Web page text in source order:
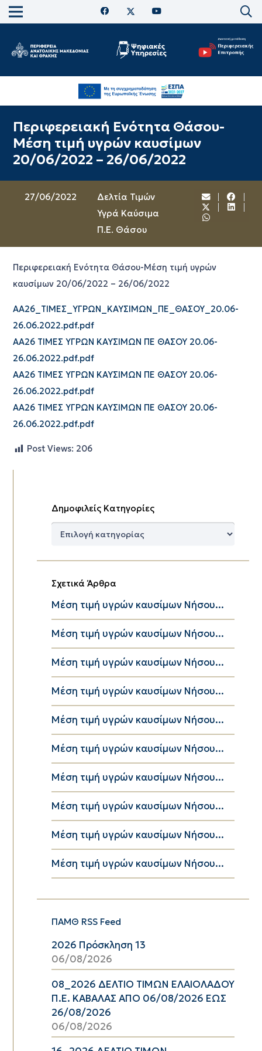
Περιφερειακή Ενότητα Θάσου-
Μέση τιμή υγρών καυσίμων
20/06/2022 – 26/06/2022
27/06/2022
Δελτία Τιμών
Υγρά Καύσιμα
Π.Ε. Θάσου
Περιφερειακή Ενότητα Θάσου-Μέση τιμή υγρών
καυσίμων 20/06/2022 – 26/06/2022
ΑΑ26_ΤΙΜΕΣ_ΥΓΡΩΝ_ΚΑΥΣΙΜΩΝ_ΠΕ_ΘΑΣΟΥ_20.06-
26.06.2022.pdf.pdf
ΑΑ26 ΤΙΜΕΣ ΥΓΡΩΝ ΚΑΥΣΙΜΩΝ ΠΕ ΘΑΣΟΥ 20.06-
26.06.2022.pdf.pdf
ΑΑ26 ΤΙΜΕΣ ΥΓΡΩΝ ΚΑΥΣΙΜΩΝ ΠΕ ΘΑΣΟΥ 20.06-
26.06.2022.pdf.pdf
ΑΑ26 ΤΙΜΕΣ ΥΓΡΩΝ ΚΑΥΣΙΜΩΝ ΠΕ ΘΑΣΟΥ 20.06-
26.06.2022.pdf.pdf
Post Views: 206
Δημοφιλείς Κατηγορίες
Δημοφιλείς
Σχετικά Άρθρα
Μέση τιμή υγρών καυσίμων Νήσου...
Μέση τιμή υγρών καυσίμων Νήσου...
Μέση τιμή υγρών καυσίμων Νήσου...
Μέση τιμή υγρών καυσίμων Νήσου...
Μέση τιμή υγρών καυσίμων Νήσου...
Μέση τιμή υγρών καυσίμων Νήσου...
Μέση τιμή υγρών καυσίμων Νήσου...
Μέση τιμή υγρών καυσίμων Νήσου...
Μέση τιμή υγρών καυσίμων Νήσου...
Μέση τιμή υγρών καυσίμων Νήσου...
ΠΑΜΘ RSS Feed
2026 Πρόσκληση 13
06/08/2026
08_2026 ΔΕΛΤΙΟ ΤΙΜΩΝ ΕΛΑΙΟΛΑΔΟΥ
Π.Ε. ΚΑΒΑΛΑΣ ΑΠΟ 06/08/2026 ΕΩΣ
26/08/2026
06/08/2026